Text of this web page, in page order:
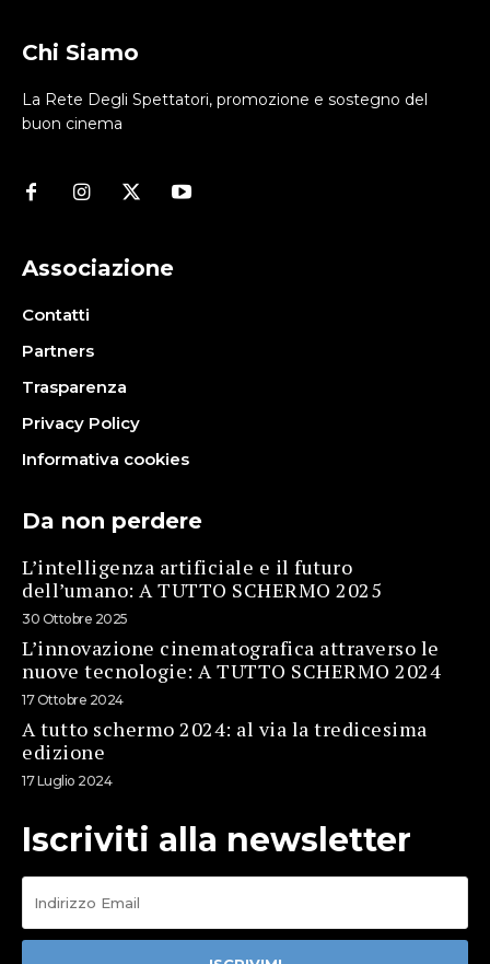
Chi Siamo
La Rete Degli Spettatori, promozione e sostegno del
buon cinema
Associazione
Contatti
Partners
Trasparenza
Privacy Policy
Informativa cookies
Da non perdere
L’intelligenza artificiale e il futuro
dell’umano: A TUTTO SCHERMO 2025
30 Ottobre 2025
L’innovazione cinematografica attraverso le
nuove tecnologie: A TUTTO SCHERMO 2024
17 Ottobre 2024
A tutto schermo 2024: al via la tredicesima
edizione
17 Luglio 2024
Iscriviti alla newsletter